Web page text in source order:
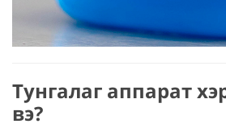
Тунгалаг аппарат
вэ?